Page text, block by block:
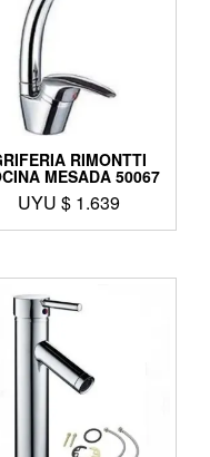
RIMONTTI
MESADA 50067
UYU $ 1.639